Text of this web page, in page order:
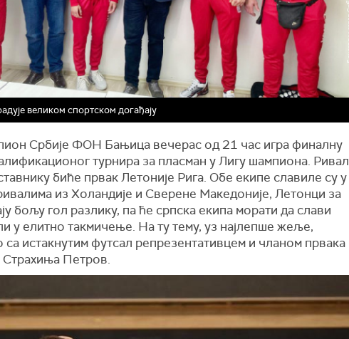
великом спортском догађају
Србије ФОН Бањица вечерас од 21 час игра финалну
турнира за пласман у Лигу шампиона. Ривал
биће првак Летоније Рига. Обе екипе славиле су у
из Холандије и Сверене Македоније, Летонци за
бољу гол разлику, па ће српска екипа морати да слави
у елитно такмичење. На ту тему, уз најлепше жеље,
са истакнутим футсал репрезентативцем и чланом првака
Страхиња Петров.